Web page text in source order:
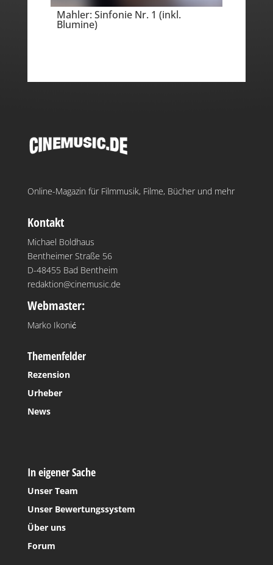
Mahler: Sinfonie Nr. 1 (inkl.
Blumine)
Online-Magazin für Filmmusik, Filme, Bücher und mehr
Kontakt
Michael Boldhaus
Bentheimer Straße 56
D-48455 Bad Bentheim
redaktion@cinemusic.de
Webmaster:
Marko Ikonić
Themenfelder
Rezension
Urheber
News
In eigener Sache
Unser Team
Unser Bewertungssystem
Über uns
Forum